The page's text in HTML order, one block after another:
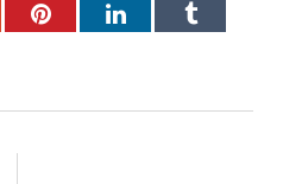
PinterestLinkedInTumblr